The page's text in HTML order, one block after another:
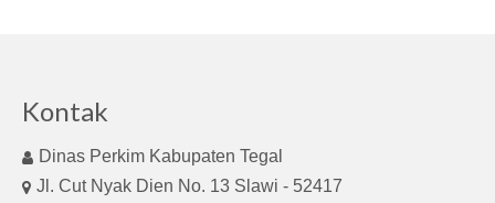
Kontak
Dinas Perkim Kabupaten Tegal
Jl. Cut Nyak Dien No. 13 Slawi - 52417